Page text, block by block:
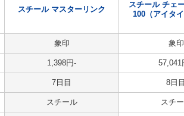
スチール マスターリンク
スチール チェ
100（アイタ
象印 象印
1,398円- 57,041
7日目 8日
スチール スチ